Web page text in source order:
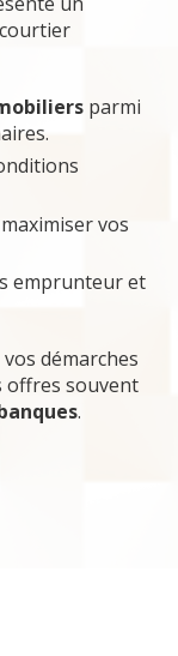
parmi
vos
emprunteur et
démarches
offres souvent
.